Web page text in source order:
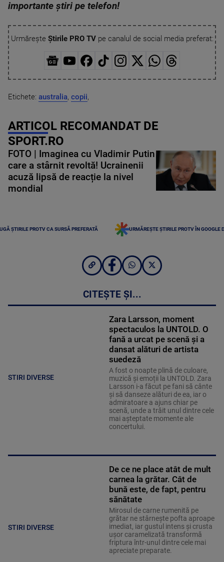
importante știri pe telefon!
Urmărește Știrile PRO TVpe canalul de social media preferat:
Etichete: australia, copii,
ARTICOL RECOMANDAT DE
SPORT.RO
FOTO | Imaginea cu Vladimir Putin
care a stârnit revoltă! Ucrainenii
acuză lipsă de reacție la nivel
mondial
ȘTIRILE PROTV CA SURSĂ PREFERATĂ URMĂREȘTE ȘTIRILE PROTV ÎN GOOGLE
CITEȘTE ȘI...
STIRI DIVERSE
Zara Larsson, moment
spectaculos la UNTOLD. O
fană a urcat pe scenă și a
dansat alături de artista
suedeză
A fost o noapte plină de culoare,
muzică și emoții la UNTOLD. Zara
Larsson i-a făcut pe fani să cânte
și să danseze alături de ea, iar o
admiratoare a ajuns chiar pe
scenă, unde a trăit unul dintre cele
mai așteptate momente ale
concertului.
STIRI DIVERSE
De ce ne place atât de mult
carnea la grătar. Cât de
bună este, de fapt, pentru
sănătate
Mirosul de carne rumenită pe
grătar ne stârnește pofta aproape
imediat, iar gustul intens și crusta
ușor caramelizată transformă
friptura într-unul dintre cele mai
apreciate preparate.